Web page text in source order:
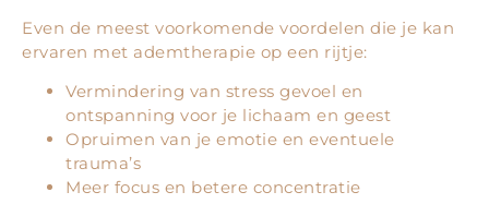
Even de meest voorkomende voordelen die je kan
ervaren met ademtherapie op een rijtje:
Vermindering van stress gevoel en
ontspanning voor je lichaam en geest
Opruimen van je emotie en eventuele
trauma’s
Meer focus en betere concentratie